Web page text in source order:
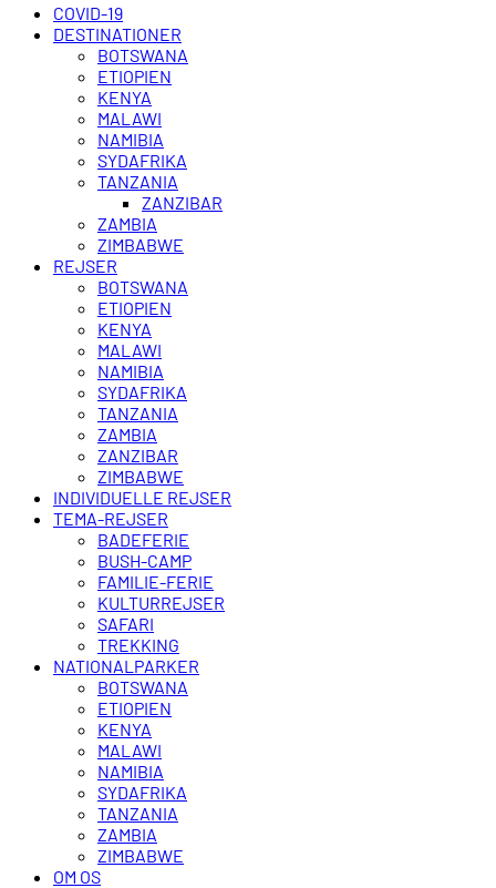
COVID-19
DESTINATIONER
BOTSWANA
ETIOPIEN
KENYA
MALAWI
NAMIBIA
SYDAFRIKA
TANZANIA
ZANZIBAR
ZAMBIA
ZIMBABWE
REJSER
BOTSWANA
ETIOPIEN
KENYA
MALAWI
NAMIBIA
SYDAFRIKA
TANZANIA
ZAMBIA
ZANZIBAR
ZIMBABWE
INDIVIDUELLE REJSER
TEMA-REJSER
BADEFERIE
BUSH-CAMP
FAMILIE-FERIE
KULTURREJSER
SAFARI
TREKKING
NATIONALPARKER
BOTSWANA
ETIOPIEN
KENYA
MALAWI
NAMIBIA
SYDAFRIKA
TANZANIA
ZAMBIA
ZIMBABWE
OM OS